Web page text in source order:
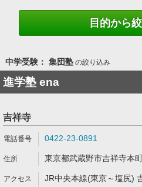
目的から
中学受験： 集団塾の絞り込み
進学塾 ena
吉祥寺
0422-23-0891
東京都武蔵野市吉祥寺本
JR中央本線(東京～塩尻)